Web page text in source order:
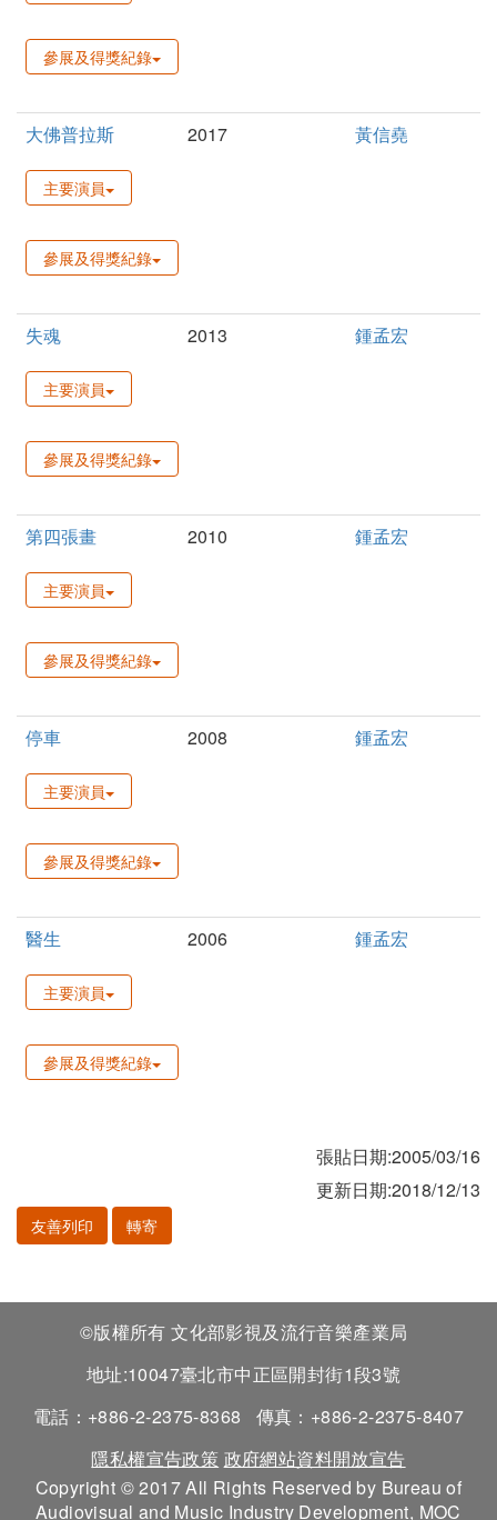
參展及得獎紀錄
大佛普拉斯 2017 黃信堯
主要演員
參展及得獎紀錄
失魂 2013 鍾孟宏
主要演員
參展及得獎紀錄
第四張畫 2010 鍾孟宏
主要演員
參展及得獎紀錄
停車 2008 鍾孟宏
主要演員
參展及得獎紀錄
醫生 2006 鍾孟宏
主要演員
參展及得獎紀錄
張貼日期:2005/03/16
更新日期:2018/12/13
友善列印 轉寄
©版權所有 文化部影視及流行音樂產業局
地址:10047臺北市中正區開封街1段3號
電話：+886-2-2375-8368
傳真：+886-2-2375-8407
隱私權宣告政策 政府網站資料開放宣告
Copyright © 2017 All Rights Reserved by Bureau of
Audiovisual and Music Industry Development, MOC